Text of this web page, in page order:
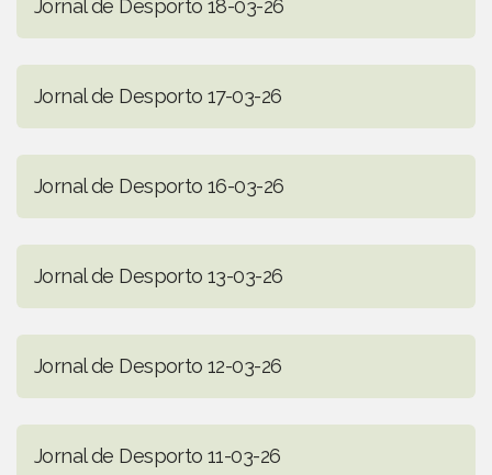
Jornal de Desporto 18-03-26
Jornal de Desporto 17-03-26
Jornal de Desporto 16-03-26
Jornal de Desporto 13-03-26
Jornal de Desporto 12-03-26
Jornal de Desporto 11-03-26